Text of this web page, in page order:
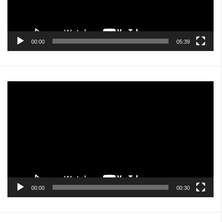
00:00 05:39
00:00 00:30